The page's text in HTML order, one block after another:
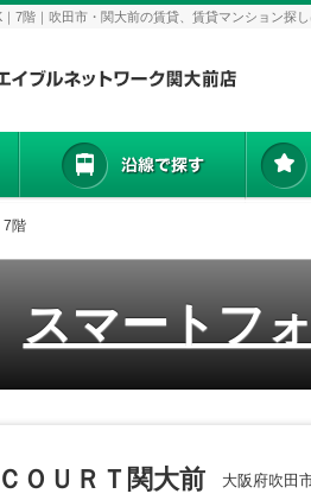
7階｜吹田市・関大前の賃貸、賃貸マンション探
7階
スマートフ
ＯＵＲＴ関大前 大阪府吹田